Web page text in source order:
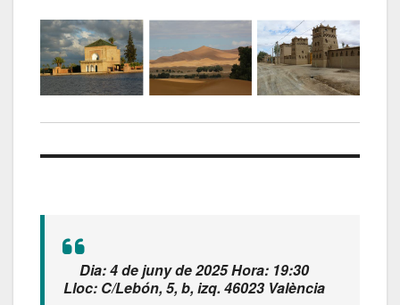
Dia: 4 de juny de 2025 Hora: 19:30
Lloc: C/Lebón, 5, b, izq. 46023 València